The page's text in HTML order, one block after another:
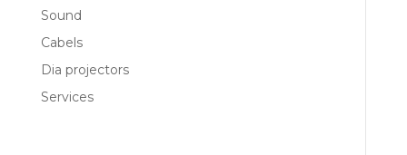
Sound
Cabels
Dia projectors
Services